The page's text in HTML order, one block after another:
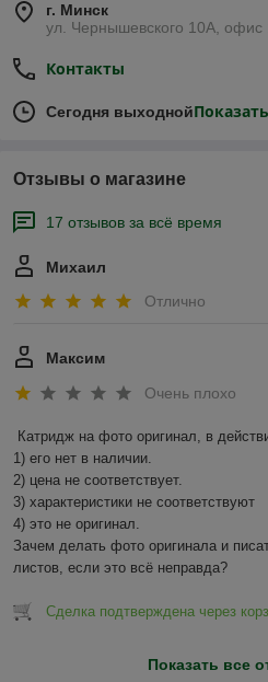
г. Минск
ул. Чернышевского 10А, офис
Контакты
Сегодня выходной
Отзывы о магазине
17 отзывов за всё время
Михаил
Отлично
Максим
Очень плохо
Катридж на фото оригинал, в
1) его нет в наличии.
2) цена не соответствует.
3) характеристики не соответствуют
4) это не оригинал.
Зачем делать фото оригинала и
листов, если это всё неправда?
Сделка подтверждена через
Показать все